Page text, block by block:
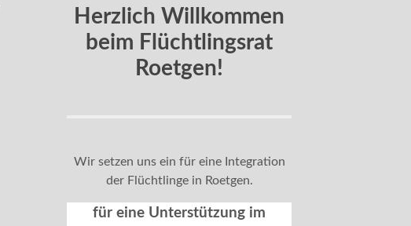
Herzlich Willkommen
beim Flüchtlingsrat
Roetgen!
Wir setzen uns ein für eine Integration
der Flüchtlinge in Roetgen.
für eine Unterstützung im